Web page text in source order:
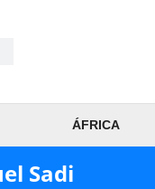
ÁFRICA
Sadi